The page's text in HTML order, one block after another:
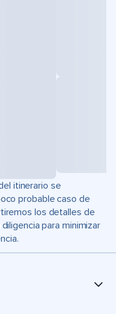
itinerario se
probable caso de
los detalles de
para minimizar